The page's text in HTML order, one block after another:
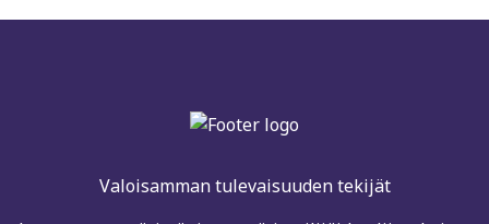
Valoisamman tulevaisuuden tekijät